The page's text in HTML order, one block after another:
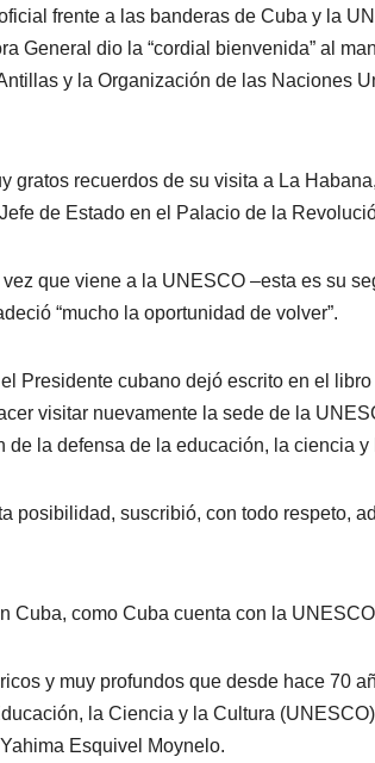
frente a las banderas de Cuba y la
General dio la “cordial bienvenida” al
y la Organización de las Naciones
gratos recuerdos de su visita a La
de Estado en el Palacio de la
que viene a la UNESCO –esta es su
“mucho la oportunidad de volver”.
Presidente cubano dejó escrito en el
visitar nuevamente la sede de la
de la defensa de la educación, la ciencia
posibilidad, suscribió, con todo respeto,
Cuba, como Cuba cuenta con la
y muy profundos que desde hace 70
la Ciencia y la Cultura
Esquivel Moynelo.